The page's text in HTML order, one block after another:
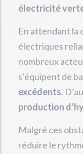
électricité
En attendant la
électriques
nombreux
s’équipent de
excédents.
production
Malgré ces
réduire le